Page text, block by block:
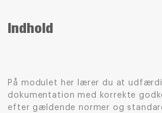
Indhold
På modulet her lærer du at
dokumentation med korrekte
efter gældende normer og